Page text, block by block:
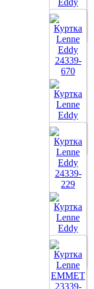
Все цвета
Все цвета
Все цвета